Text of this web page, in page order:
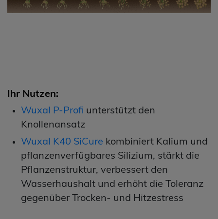
Ihr Nutzen:
Wuxal P-Profi unterstützt den
Knollenansatz
Wuxal K40 SiCure kombiniert Kalium und
pflanzenverfügbares Silizium, stärkt die
Pflanzenstruktur, verbessert den
Wasserhaushalt und erhöht die Toleranz
gegenüber Trocken‑ und Hitzestress